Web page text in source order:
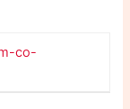
co-